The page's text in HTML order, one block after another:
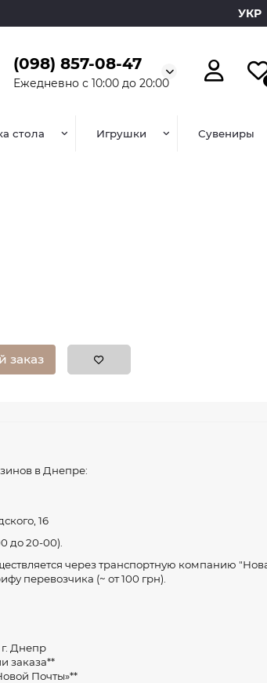
УКР
(098) 857-08-47
Ежедневно с 10:00 до 20:00
стола Игрушки Сувениры
заказ
в Днепре:
16
до 20-00).
через транспортную компанию
перевозчика (~ от 100 грн).
г. Днепр
заказа**
Почты»**